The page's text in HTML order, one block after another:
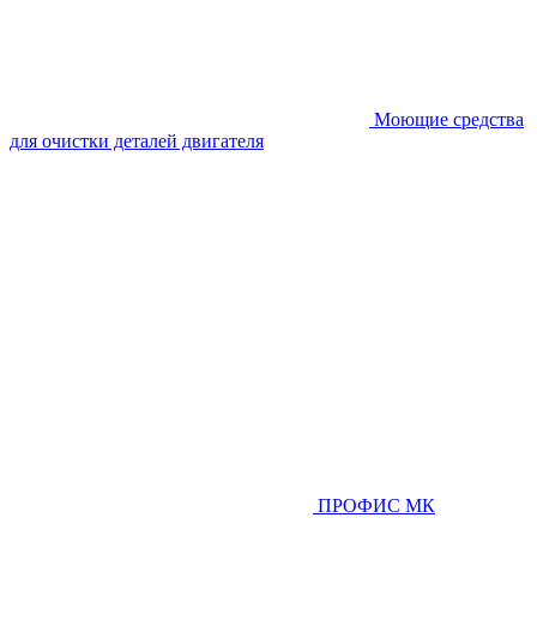
Моющие средства
для очистки деталей двигателя
ПРОФИС МК